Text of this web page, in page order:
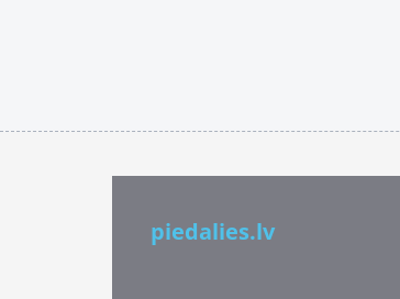
piedalies.lv